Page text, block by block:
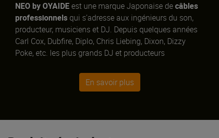
NEO by OYAIDEest une marque Japonaise decâbles
professionnels qui s’adresse aux ingénieurs du son,
producteur, musiciens et DJ. Depuis quelques années
Carl Cox, Dubfire, Diplo, Chris Liebing, Dixon, Dizzy
Poke, etc. les plus grands DJ et producteurs
a été spécialement développée en
collaboration avec des DJ, artistes et Clubs. Les câbles
et leséquipements DJtels queCDJ,système DVS
(Digital Vinyl System) comme
En savoir plus